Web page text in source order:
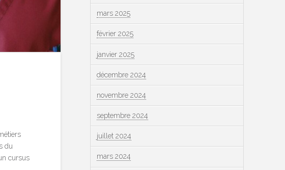
du
cursus
mars 2025
février 2025
janvier 2025
décembre 2024
novembre 2024
septembre 2024
juillet 2024
mars 2024